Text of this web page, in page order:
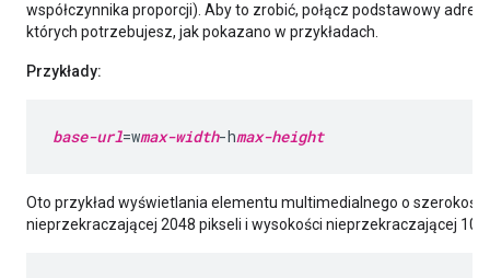
współczynnika proporcji). Aby to zrobić, połącz podstawowy adres
których potrzebujesz, jak pokazano w przykładach.
Przykłady:
base-url=wmax-width-hmax-height
Oto przykład wyświetlania elementu multimedialnego o szerokości
nieprzekraczającej 2048 pikseli i wysokości nieprzekraczającej